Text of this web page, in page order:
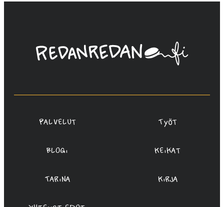
Linda
Saukko-
Oy
Palvelut Työt
Blogi Keikat
Tarina Kirja